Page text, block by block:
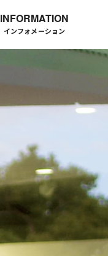
INFORMATION
インフォメーション